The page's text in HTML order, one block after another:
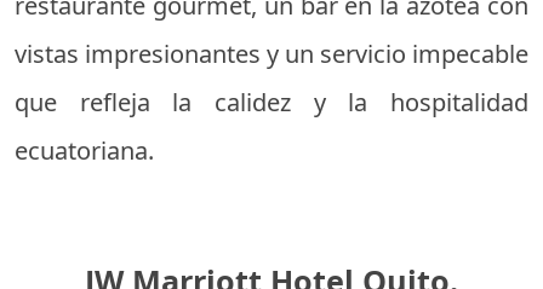
vistas impresionantes y un servicio impecable
que refleja la calidez y la hospitalidad
ecuatoriana.
JW Marriott Hotel Quito.